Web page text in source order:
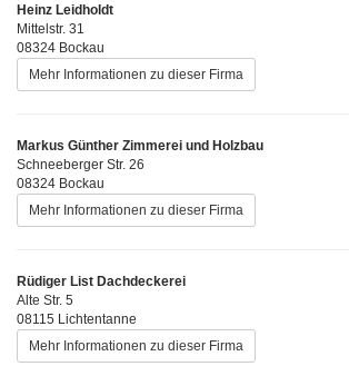
Heinz Leidholdt
Mittelstr. 31
08324 Bockau
Mehr Informationen zu dieser Firma
Markus Günther Zimmerei und Holzbau
Schneeberger Str. 26
08324 Bockau
Mehr Informationen zu dieser Firma
Rüdiger List Dachdeckerei
Alte Str. 5
08115 Lichtentanne
Mehr Informationen zu dieser Firma